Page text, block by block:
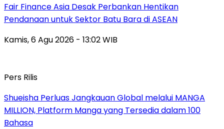
Fair Finance Asia Desak Perbankan Hentikan
Pendanaan untuk Sektor Batu Bara di ASEAN
Kamis, 6 Agu 2026 - 13:02 WIB
Pers Rilis
Shueisha Perluas Jangkauan Global melalui MANGA
MILLION, Platform Manga yang Tersedia dalam 100
Bahasa